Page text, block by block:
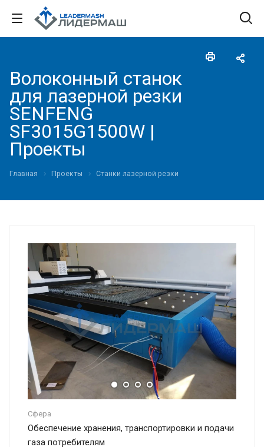
Волоконный станок
для лазерной резки
SENFENG
SF3015G1500W |
Проекты
Главная Проекты Станки лазерной резки
Сфера
Обеспечение хранения, транспортировки и подачи
газа потребителям